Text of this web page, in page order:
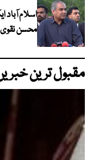
اسلام
محسن نقوی
مقبول ترین